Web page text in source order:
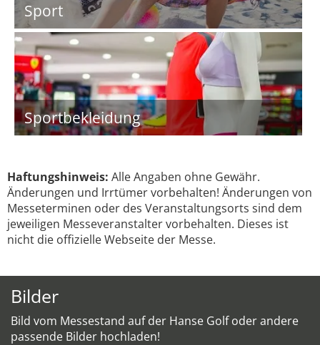
Sport
Sportbekleidung
Haftungshinweis: Alle Angaben ohne Gewähr.
Änderungen und Irrtümer vorbehalten! Änderungen von
Messeterminen oder des Veranstaltungsorts sind dem
jeweiligen Messeveranstalter vorbehalten. Dieses ist
nicht die offizielle Webseite der Messe.
Bilder
Bild vom Messestand auf der Hanse Golf oder andere
passende Bilder hochladen!